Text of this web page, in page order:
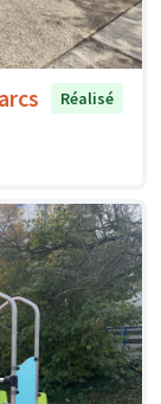
Réalisé